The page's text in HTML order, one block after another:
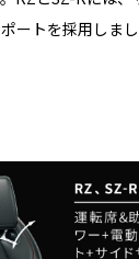
ートを採用しまし